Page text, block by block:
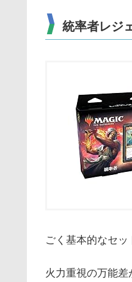
統率者レジ
ごく基本的なセ
火力重視の万能